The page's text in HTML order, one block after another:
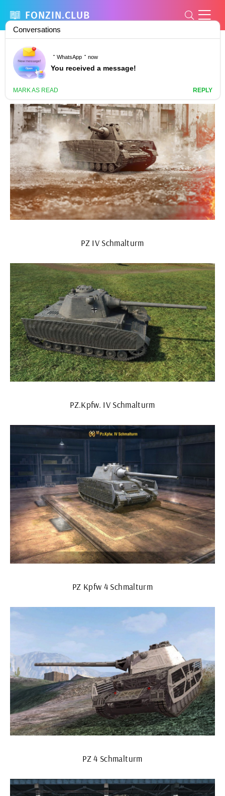
FONZIN.CLUB
Pz.kpfw. 4 schmalturm world of tanks
(59 фото)
929 0 24 январь
PZ IV Schmalturm
PZ.Kpfw. IV Schmalturm
PZ Kpfw 4 Schmalturm
PZ 4 Schmalturm